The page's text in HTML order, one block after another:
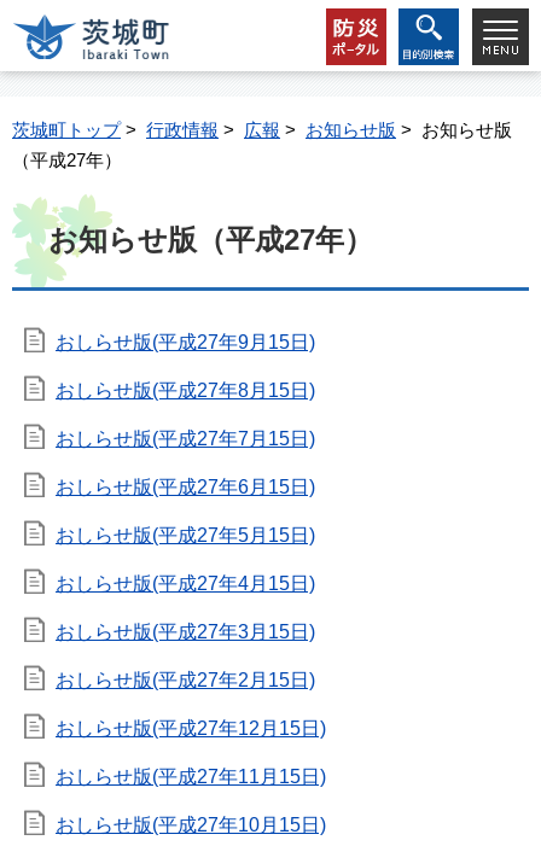
茨城町トップ> 行政情報 > 広報 > お知らせ版 > お知らせ版
（平成27年）
お知らせ版（平成27年）
おしらせ版(平成27年9月15日)
おしらせ版(平成27年8月15日)
おしらせ版(平成27年7月15日)
おしらせ版(平成27年6月15日)
おしらせ版(平成27年5月15日)
おしらせ版(平成27年4月15日)
おしらせ版(平成27年3月15日)
おしらせ版(平成27年2月15日)
おしらせ版(平成27年12月15日)
おしらせ版(平成27年11月15日)
おしらせ版(平成27年10月15日)